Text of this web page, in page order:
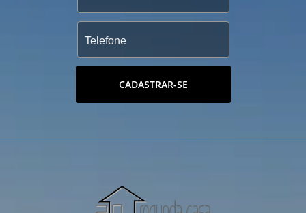
CADASTRAR-SE